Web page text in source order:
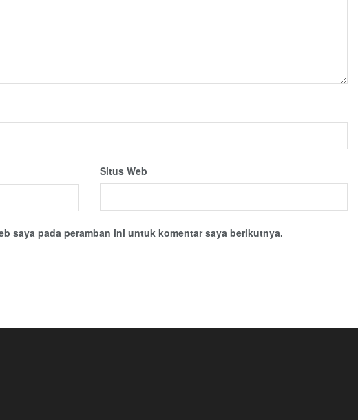
Situs Web
saya pada peramban ini untuk komentar saya berikutnya.